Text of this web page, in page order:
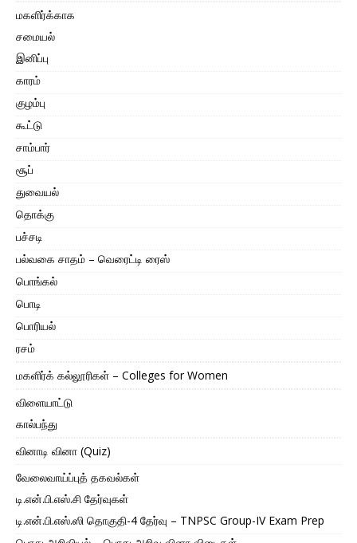
மகளிர்க்காக
சமையல்
இனிப்பு
காரம்
குழம்பு
கூட்டு
சாம்பார்
சூப்
துவையல்
தொக்கு
பச்சடி
பல்வகை சாதம் – வெரைட்டி ரைஸ்
பொங்கல்
பொடி
பொரியல்
ரசம்
மகளிர்க் கல்லூரிகள் – Colleges for Women
விளையாட்டு
கால்பந்து
வினாடி வினா (Quiz)
வேலைவாய்ப்புத் தகவல்கள்
டி.என்.பி.எஸ்.சி தேர்வுகள்
டி.என்.பி.எஸ்.ஸி தொகுதி-4 தேர்வு – TNPSC Group-IV Exam Prep